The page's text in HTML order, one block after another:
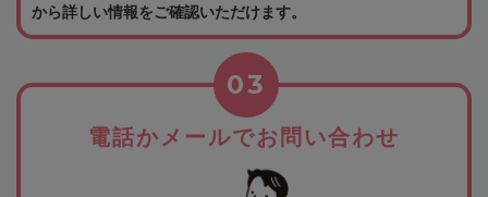
から詳しい情報をご確認いただけます。
電話かメールでお問い合わせ
03